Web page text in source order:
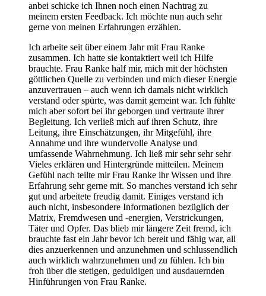
anbei schicke ich Ihnen noch einen Nachtrag zu
meinem ersten Feedback. Ich möchte nun auch sehr
gerne von meinen Erfahrungen erzählen.
Ich arbeite seit über einem Jahr mit Frau Ranke
zusammen. Ich hatte sie kontaktiert weil ich Hilfe
brauchte. Frau Ranke half mir, mich mit der höchsten
göttlichen Quelle zu verbinden und mich dieser Energie
anzuvertrauen – auch wenn ich damals nicht wirklich
verstand oder spürte, was damit gemeint war. Ich fühlte
mich aber sofort bei ihr geborgen und vertraute ihrer
Begleitung. Ich verließ mich auf ihren Schutz, ihre
Leitung, ihre Einschätzungen, ihr Mitgefühl, ihre
Annahme und ihre wundervolle Analyse und
umfassende Wahrnehmung. Ich ließ mir sehr sehr sehr
Vieles erklären und Hintergründe mitteilen. Meinem
Gefühl nach teilte mir Frau Ranke ihr Wissen und ihre
Erfahrung sehr gerne mit. So manches verstand ich sehr
gut und arbeitete freudig damit. Einiges verstand ich
auch nicht, insbesondere Informationen bezüglich der
Matrix, Fremdwesen und -energien, Verstrickungen,
Täter und Opfer. Das blieb mir längere Zeit fremd, ich
brauchte fast ein Jahr bevor ich bereit und fähig war, all
dies anzuerkennen und anzunehmen und schlussendlich
auch wirklich wahrzunehmen und zu fühlen. Ich bin
froh über die stetigen, geduldigen und ausdauernden
Hinführungen von Frau Ranke.